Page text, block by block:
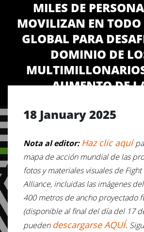
MILES DE
MOVILIZAN EN TODO
GLOBAL PARA
DOMINIO DE
AUMENTO DE
DAVOS
18 January 2025
Nota al editor: Haz clic aquí
mapa de acción mundial de las
fotos y materiales visuales de
Alliance, incluidas las imágenes
400 metros de ancho proyectado
(disponible al final del día del 17
pueden descargarse AQUÍ.